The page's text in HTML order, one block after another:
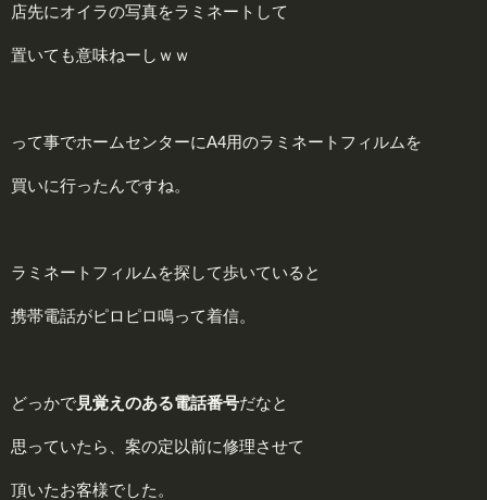
店先にオイラの写真をラミネートして
置いても意味ねーしｗｗ
って事でホームセンターにA4用のラミネートフィルムを
買いに行ったんですね。
ラミネートフィルムを探して歩いていると
携帯電話がピロピロ鳴って着信。
どっかで見覚えのある電話番号だなと
思っていたら、案の定以前に修理させて
頂いたお客様でした。